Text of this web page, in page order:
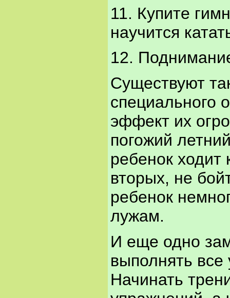
11. Купите
научится
12.
Существуют
специального
эффект их
погожий
ребенок
вторых, не
ребенок
лужам.
И еще одно
выполнять
Начинать